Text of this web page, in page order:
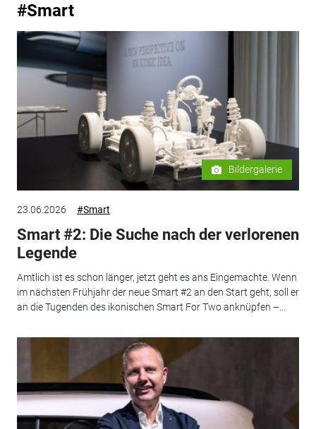
#Smart
Bildergalerie
23.06.2026 #Smart
Smart #2: Die Suche nach der verlorenen
Legende
Amtlich ist es schon länger, jetzt geht es ans Eingemachte. Wenn
im nächsten Frühjahr der neue Smart #2 an den Start geht, soll er
an die Tugenden des ikonischen Smart For Two anknüpfen –...